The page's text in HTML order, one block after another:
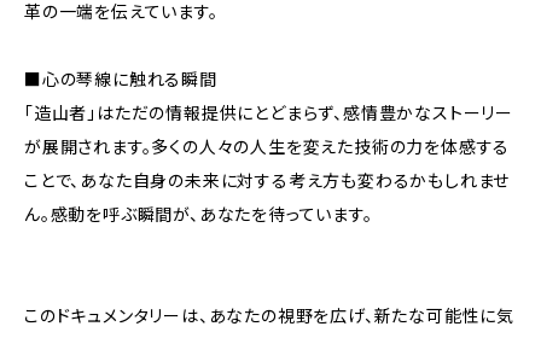
革の一端を伝えています。
■心の琴線に触れる瞬間
「造山者」はただの情報提供にとどまらず、感情豊かなストーリー
が展開されます。多くの人々の人生を変えた技術の力を体感する
ことで、あなた自身の未来に対する考え方も変わるかもしれませ
ん。感動を呼ぶ瞬間が、あなたを待っています。
このドキュメンタリーは、あなたの視野を広げ、新たな可能性に気